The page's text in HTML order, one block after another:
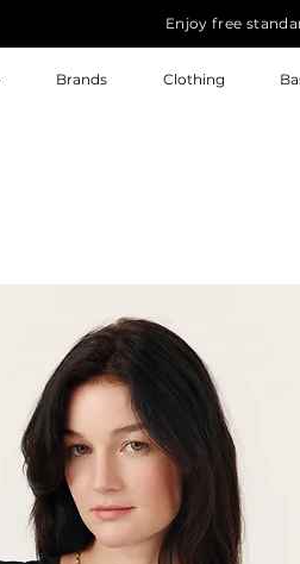
Enjoy free
Brands Clothing